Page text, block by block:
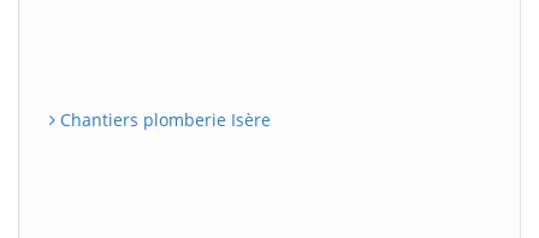
Chantiers plomberie Isère